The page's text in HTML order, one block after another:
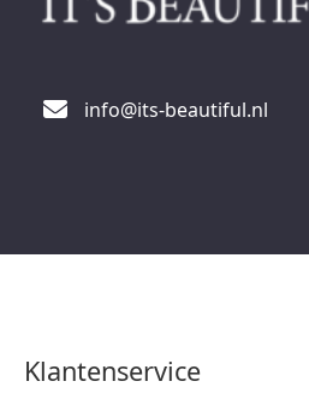
info@its-beautiful.nl
Klantenservice